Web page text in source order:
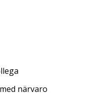
närvaro